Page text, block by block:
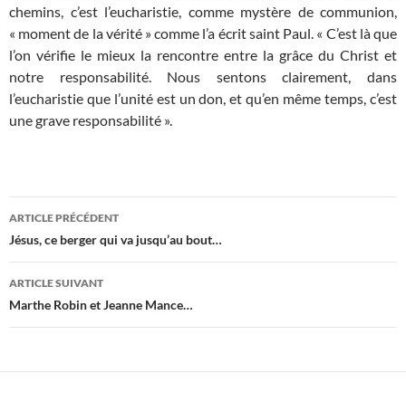
chemins, c’est l’eucharistie, comme mystère de communion,
« moment de la vérité » comme l’a écrit saint Paul. « C’est là que
l’on vérifie le mieux la rencontre entre la grâce du Christ et
notre responsabilité. Nous sentons clairement, dans
l’eucharistie que l’unité est un don, et qu’en même temps, c’est
une grave responsabilité ».
Navigation
des
articles
ARTICLE PRÉCÉDENT
Jésus, ce berger qui va jusqu’au bout…
ARTICLE SUIVANT
Marthe Robin et Jeanne Mance…